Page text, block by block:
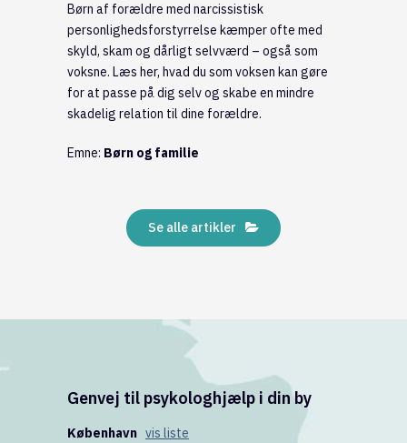
Børn af forældre med narcissistisk
personlighedsforstyrrelse kæmper ofte med
skyld, skam og dårligt selvværd – også som
voksne. Læs her, hvad du som voksen kan gøre
for at passe på dig selv og skabe en mindre
skadelig relation til dine forældre.
Emne: Børn og familie
Se alle artikler
Genvej til psykologhjælp i din by
København vis liste